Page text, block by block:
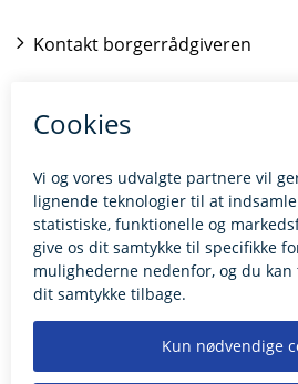
Kontakt borgerrådgiveren
BILLUND.DK
Tilgængelighedserklæring
Giv feedback til hjemmesiden